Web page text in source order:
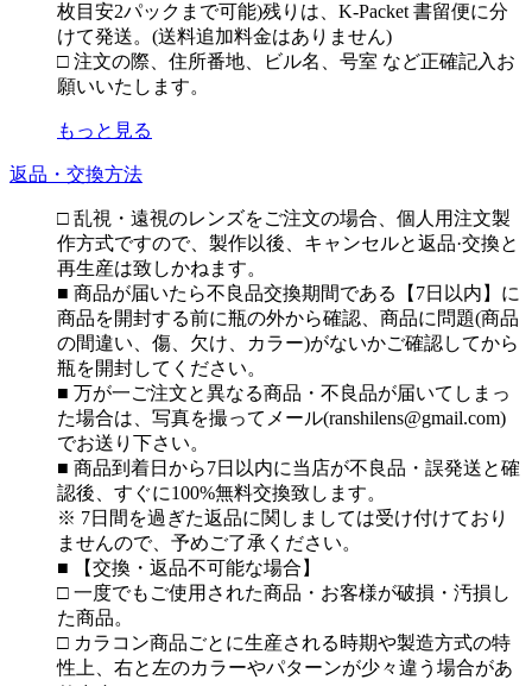
枚目安2パックまで可能)残りは、K-Packet 書留便に分
けて発送。(送料追加料金はありません)
□ 注文の際、住所番地、ビル名、号室 など正確記入お
願いいたします。
もっと見る
返品・交換方法
□ 乱視・遠視のレンズをご注文の場合、個人用注文製
作方式ですので、製作以後、キャンセルと返品·交換と
再生産は致しかねます。
■ 商品が届いたら不良品交換期間である【7日以内】に
商品を開封する前に瓶の外から確認、商品に問題(商品
の間違い、傷、欠け、カラー)がないかご確認してから
瓶を開封してください。
■ 万が一ご注文と異なる商品・不良品が届いてしまっ
た場合は、写真を撮ってメール(ranshilens@gmail.com)
でお送り下さい。
■ 商品到着日から7日以内に当店が不良品・誤発送と確
認後、すぐに100%無料交換致します。
※ 7日間を過ぎた返品に関しましては受け付けており
ませんので、予めご了承ください。
■ 【交換・返品不可能な場合】
□ 一度でもご使用された商品・お客様が破損・汚損し
た商品。
□ カラコン商品ごとに生産される時期や製造方式の特
性上、右と左のカラーやパターンが少々違う場合があ